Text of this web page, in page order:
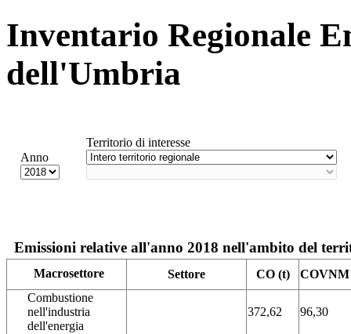
Inventario Regionale
dell'Umbria
Anno
Territorio di interesse
Emissioni relative all'anno 2018 nell'ambito del
Macrosettore Settore CO (t)
COVNM
Combustione
nell'industria
dell'energia
372,62 96,30